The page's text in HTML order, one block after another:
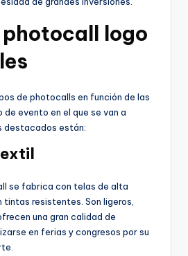
logo
de photocalls en función de las
evento en el que se van a
destacados están:
se fabrica con telas de alta
resistentes. Son ligeros,
una gran calidad de
en ferias y congresos por su